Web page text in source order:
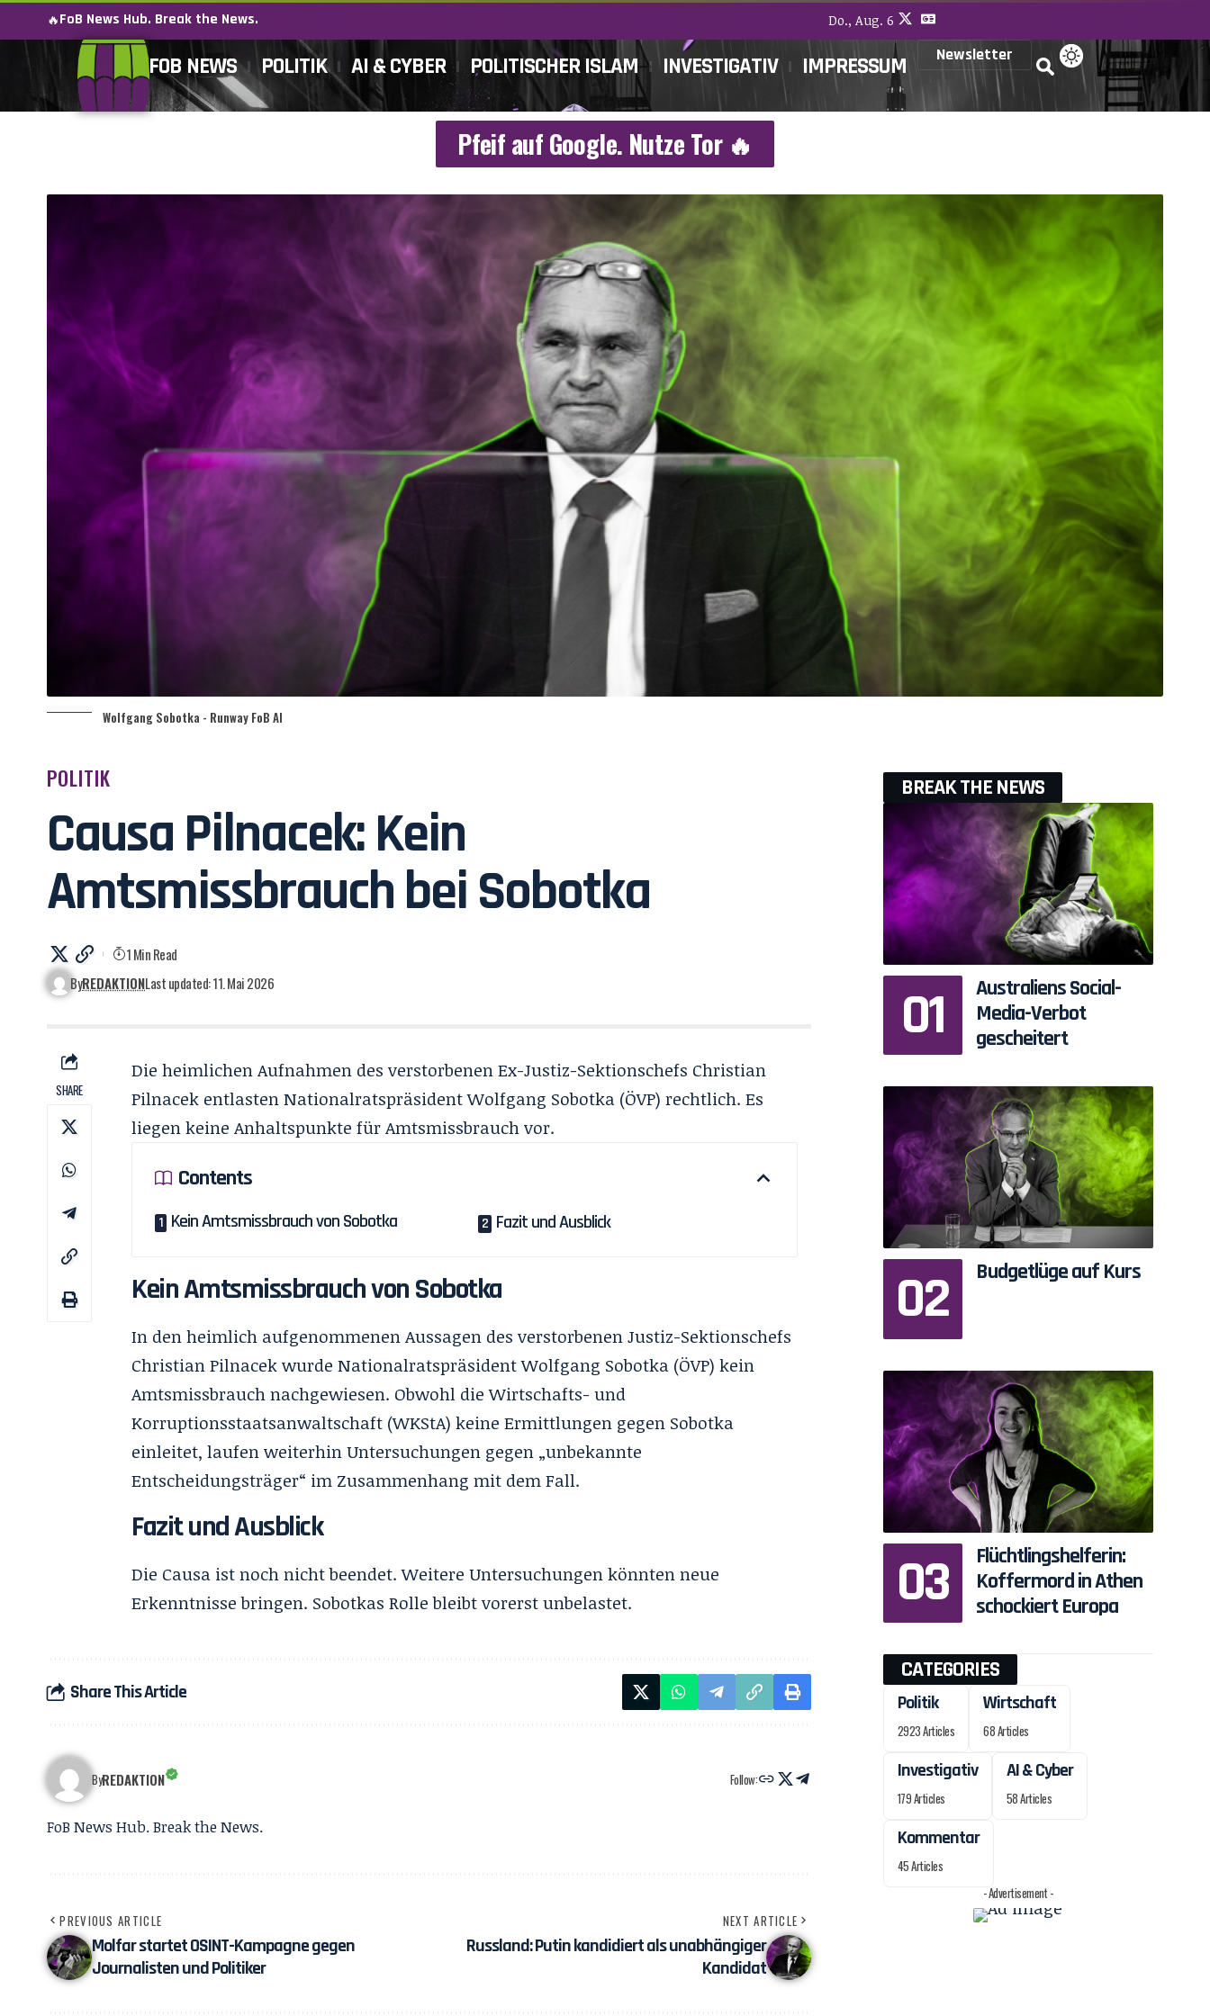
🔥FoB News Hub. Break the News. Do., Aug. 6
FOB NEWS POLITIK AI & CYBER POLITISCHER ISLAM INVESTIGATIV IMPRESSUM Newsletter
Pfeif auf Google. Nutze Tor 🔥
Wolfgang Sobotka - Runway FoB AI
POLITIK
Causa Pilnacek: Kein
Amtsmissbrauch bei Sobotka
ByREDAKTIONLast updated: 11. Mai 2026
1 Min Read
SHARE
Die heimlichen Aufnahmen des verstorbenen Ex-Justiz-Sektionschefs Christian
Pilnacek entlasten Nationalratspräsident Wolfgang Sobotka (ÖVP) rechtlich. Es
liegen keine Anhaltspunkte für Amtsmissbrauch vor.
Contents
Kein Amtsmissbrauch von Sobotka Fazit und Ausblick
Kein Amtsmissbrauch von Sobotka
In den heimlich aufgenommenen Aussagen des verstorbenen Justiz-Sektionschefs
Christian Pilnacek wurde Nationalratspräsident Wolfgang Sobotka (ÖVP) kein
Amtsmissbrauch nachgewiesen. Obwohl die Wirtschafts- und
Korruptionsstaatsanwaltschaft (WKStA) keine Ermittlungen gegen Sobotka
einleitet, laufen weiterhin Untersuchungen gegen „unbekannte
Entscheidungsträger“ im Zusammenhang mit dem Fall.
Fazit und Ausblick
Die Causa ist noch nicht beendet. Weitere Untersuchungen könnten neue
Erkenntnisse bringen. Sobotkas Rolle bleibt vorerst unbelastet.
Share This Article
ByREDAKTION Follow:
FoB News Hub. Break the News.
PREVIOUS ARTICLE
Molfar startet OSINT-Kampagne gegen
Journalisten und Politiker
NEXT ARTICLE
Russland: Putin kandidiert als unabhängiger
Kandidat
BREAK THE NEWS
Australiens Social-
Media-Verbot
gescheitert
Budgetlüge auf Kurs
Flüchtlingshelferin:
Koffermord in Athen
schockiert Europa
CATEGORIES
Politik
2923 Articles
Wirtschaft
68 Articles
Investigativ
179 Articles
AI & Cyber
58 Articles
Kommentar
45 Articles
- Advertisement -